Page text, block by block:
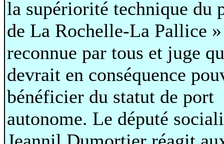
la supériorité technique du
de La Rochelle-La Pallice
reconnue par tous et juge
devrait en conséquence
bénéficier du statut de port
autonome. Le député